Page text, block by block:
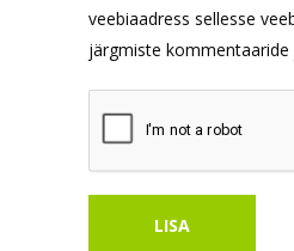
veebiaadress sellesse
järgmiste kommentaaride